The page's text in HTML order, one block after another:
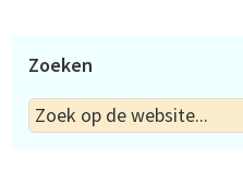
Zoeken
Zoek
op